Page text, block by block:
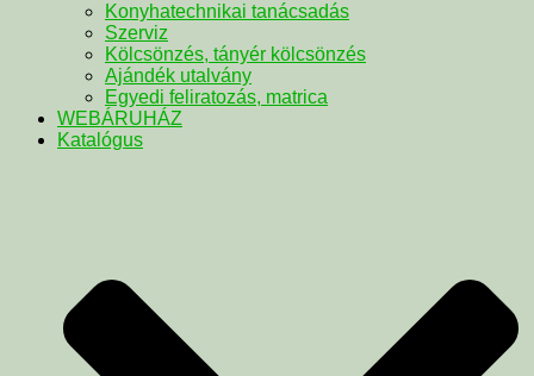
Konyhatechnikai tanácsadás
Szerviz
Kölcsönzés, tányér kölcsönzés
Ajándék utalvány
Egyedi feliratozás, matrica
WEBÁRUHÁZ
Katalógus